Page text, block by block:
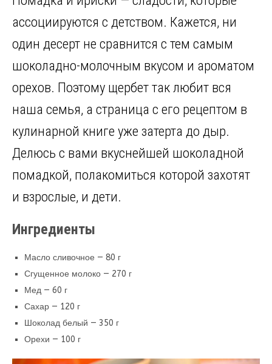
ce
b
o
o
k
n
o
kl
a
ss
ni
ki
it
te
r
e
gr
a
m
er
es
t
п
р
а
в
и
т
ь
ассоциируются с детством. Кажется, ни
один десерт не сравнится с тем самым
шоколадно-молочным вкусом и ароматом
орехов. Поэтому щербет так любит вся
наша семья, а страница с его рецептом в
кулинарной книге уже затерта до дыр.
Делюсь с вами вкуснейшей шоколадной
помадкой, полакомиться которой захотят
и взрослые, и дети.
Ингредиенты
Масло сливочное — 80 г
Сгущенное молоко — 270 г
Мед — 60 г
Сахар — 120 г
Шоколад белый — 350 г
Орехи — 100 г